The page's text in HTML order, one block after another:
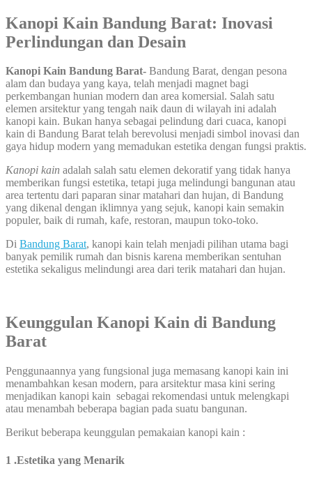
Kanopi Kain Bandung Barat: Inovasi
Perlindungan dan Desain
Kanopi Kain Bandung Barat- Bandung Barat, dengan pesona
alam dan budaya yang kaya, telah menjadi magnet bagi
perkembangan hunian modern dan area komersial. Salah satu
elemen arsitektur yang tengah naik daun di wilayah ini adalah
kanopi kain. Bukan hanya sebagai pelindung dari cuaca, kanopi
kain di Bandung Barat telah berevolusi menjadi simbol inovasi dan
gaya hidup modern yang memadukan estetika dengan fungsi praktis.
Kanopi kain adalah salah satu elemen dekoratif yang tidak hanya
memberikan fungsi estetika, tetapi juga melindungi bangunan atau
area tertentu dari paparan sinar matahari dan hujan, di Bandung
yang dikenal dengan iklimnya yang sejuk, kanopi kain semakin
populer, baik di rumah, kafe, restoran, maupun toko-toko.
Di Bandung Barat, kanopi kain telah menjadi pilihan utama bagi
banyak pemilik rumah dan bisnis karena memberikan sentuhan
estetika sekaligus melindungi area dari terik matahari dan hujan.
Keunggulan Kanopi Kain di Bandung
Barat
Penggunaannya yang fungsional juga memasang kanopi kain ini
menambahkan kesan modern, para arsitektur masa kini sering
menjadikan kanopi kain sebagai rekomendasi untuk melengkapi
atau menambah beberapa bagian pada suatu bangunan.
Berikut beberapa keunggulan pemakaian kanopi kain :
1 .Estetika yang Menarik